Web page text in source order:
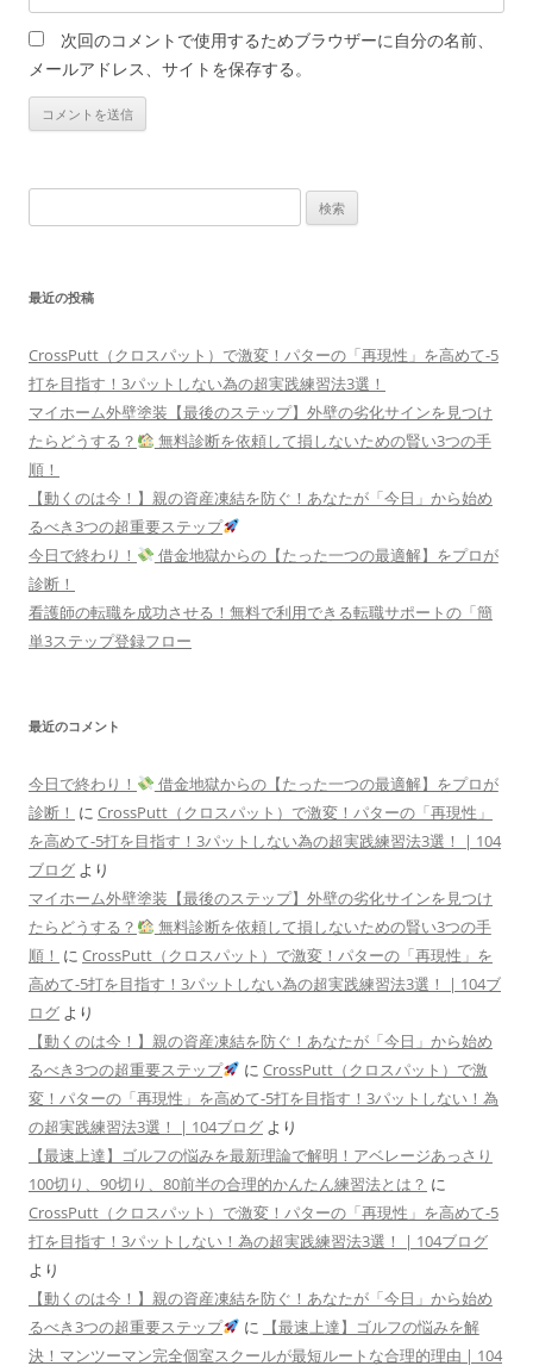
次回のコメントで使用するためブラウザーに自分の名前、
メールアドレス、サイトを保存する。
索:
最近の投稿
CrossPutt（クロスパット）で激変！パターの「再現性」を高めて-5
打を目指す！3パットしない為の超実践練習法3選！
マイホーム外壁塗装【最後のステップ】外壁の劣化サインを見つけ
たらどうする？
無料診断を依頼して損しないための賢い3つの手
順！
【動くのは今！】親の資産凍結を防ぐ！あなたが「今日」から始め
るべき3つの超重要ステップ
今日で終わり！
借金地獄からの【たった一つの最適解】をプロが
診断！
看護師の転職を成功させる！無料で利用できる転職サポートの「簡
単3ステップ登録フロー
最近のコメント
今日で終わり！
借金地獄からの【たった一つの最適解】をプロが
診断！ に CrossPutt（クロスパット）で激変！パターの「再現性」
を高めて-5打を目指す！3パットしない為の超実践練習法3選！ | 104
ブログ より
マイホーム外壁塗装【最後のステップ】外壁の劣化サインを見つけ
たらどうする？
無料診断を依頼して損しないための賢い3つの手
順！ に CrossPutt（クロスパット）で激変！パターの「再現性」を
高めて-5打を目指す！3パットしない為の超実践練習法3選！ | 104ブ
ログ より
【動くのは今！】親の資産凍結を防ぐ！あなたが「今日」から始め
るべき3つの超重要ステップ
に CrossPutt（クロスパット）で激
変！パターの「再現性」を高めて-5打を目指す！3パットしない！為
の超実践練習法3選！ | 104ブログ より
【最速上達】ゴルフの悩みを最新理論で解明！アベレージあっさり
100切り、90切り、80前半の合理的かんたん練習法とは？ に
CrossPutt（クロスパット）で激変！パターの「再現性」を高めて-5
打を目指す！3パットしない！為の超実践練習法3選！ | 104ブログ
より
【動くのは今！】親の資産凍結を防ぐ！あなたが「今日」から始め
るべき3つの超重要ステップ
に
【最速上達】ゴルフの悩みを解
決！マンツーマン完全個室スクールが最短ルートな合理的理由 | 104